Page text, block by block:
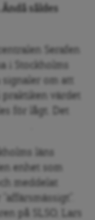
Ändå såldes
Serafen
i Stockholms
om att
värdet
för lågt. Det
läns
enhet som
meddelat
på SLSO, Lars